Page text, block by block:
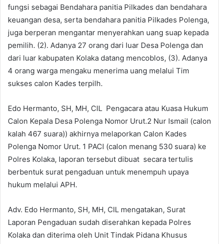
fungsi sebagai Bendahara panitia Pilkades dan bendahara
keuangan desa, serta bendahara panitia Pilkades Polenga,
juga berperan mengantar menyerahkan uang suap kepada
pemilih. (2). Adanya 27 orang dari luar Desa Polenga dan
dari luar kabupaten Kolaka datang mencoblos, (3). Adanya
4 orang warga mengaku menerima uang melalui Tim
sukses calon Kades terpilh.
Edo Hermanto, SH, MH, CIL Pengacara atau Kuasa Hukum
Calon Kepala Desa Polenga Nomor Urut.2 Nur Ismail (calon
kalah 467 suara)) akhirnya melaporkan Calon Kades
Polenga Nomor Urut. 1 PACI (calon menang 530 suara) ke
Polres Kolaka, laporan tersebut dibuat secara tertulis
berbentuk surat pengaduan untuk menempuh upaya
hukum melalui APH.
Adv. Edo Hermanto, SH, MH, CIL mengatakan, Surat
Laporan Pengaduan sudah diserahkan kepada Polres
Kolaka dan diterima oleh Unit Tindak Pidana Khusus